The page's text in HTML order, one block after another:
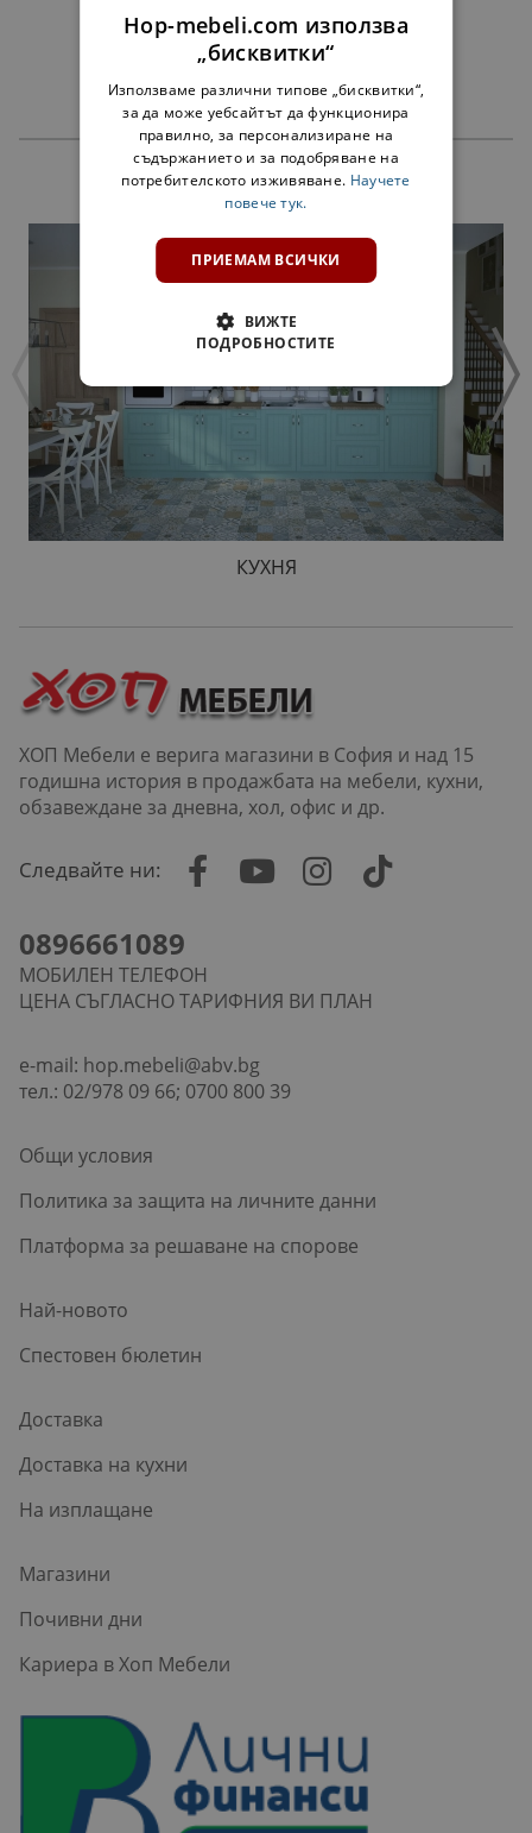
ЧЕКМЕДЖЕТА АЛФА БЯЛО - ЗА 45 СМ
38,00 €
ПРОДУКТИ
КУХНЯ
ХОП Мебели е верига магазини в София и над 15
годишна история в продажбата на мебели, кухни,
обзавеждане за дневна, хол, офис и др.
Следвайте ни:
0896661089
МОБИЛЕН ТЕЛЕФОН
ЦЕНА СЪГЛАСНО ТАРИФНИЯ ВИ ПЛАН
e-mail: hop.mebeli@abv.bg
тел.: 02/978 09 66; 0700 800 39
Общи условия
Политика за защита на личните данни
Платформа за решаване на спорове
Най-новото
Спестовен бюлетин
Доставка
Доставка на кухни
На изплащане
Магазини
Почивни дни
Кариера в Хоп Мебели
Hop-mebeli.com използва
„бисквитки“
Използваме различни типове „бисквитки“,
за да може уебсайтът да функционира
правилно, за персонализиране на
съдържанието и за подобряване на
потребителското изживяване. Научете
повече тук.
ПРИЕМАМ ВСИЧКИ
ВИЖТЕ
ПОДРОБНОСТИТЕ